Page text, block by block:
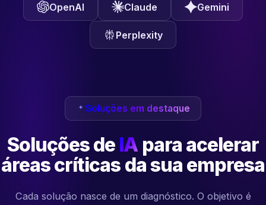
OpenAI Claude Gemini
Perplexity
Soluções em destaque
Soluções de IA para acelerar
áreas críticas da sua empresa
Cada solução nasce de um diagnóstico. O objetivo é